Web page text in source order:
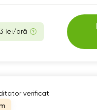
lei/oră
verificat